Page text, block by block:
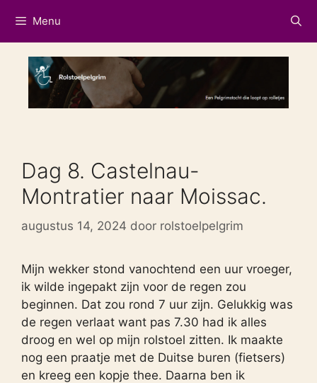
naar
de
inhoud
Menu
Dag 8. Castelnau-
Montratier naar Moissac.
augustus 14, 2024 door rolstoelpelgrim
Mijn wekker stond vanochtend een uur vroeger,
ik wilde ingepakt zijn voor de regen zou
beginnen. Dat zou rond 7 uur zijn. Gelukkig was
de regen verlaat want pas 7.30 had ik alles
droog en wel op mijn rolstoel zitten. Ik maakte
nog een praatje met de Duitse buren (fietsers)
en kreeg een kopje thee. Daarna ben ik